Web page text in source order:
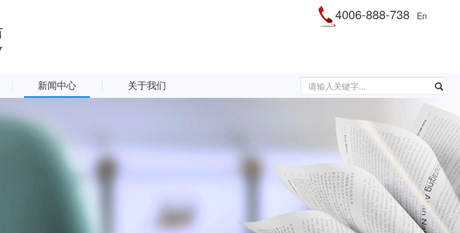
4006-888-738 En
新闻中心 关于我们